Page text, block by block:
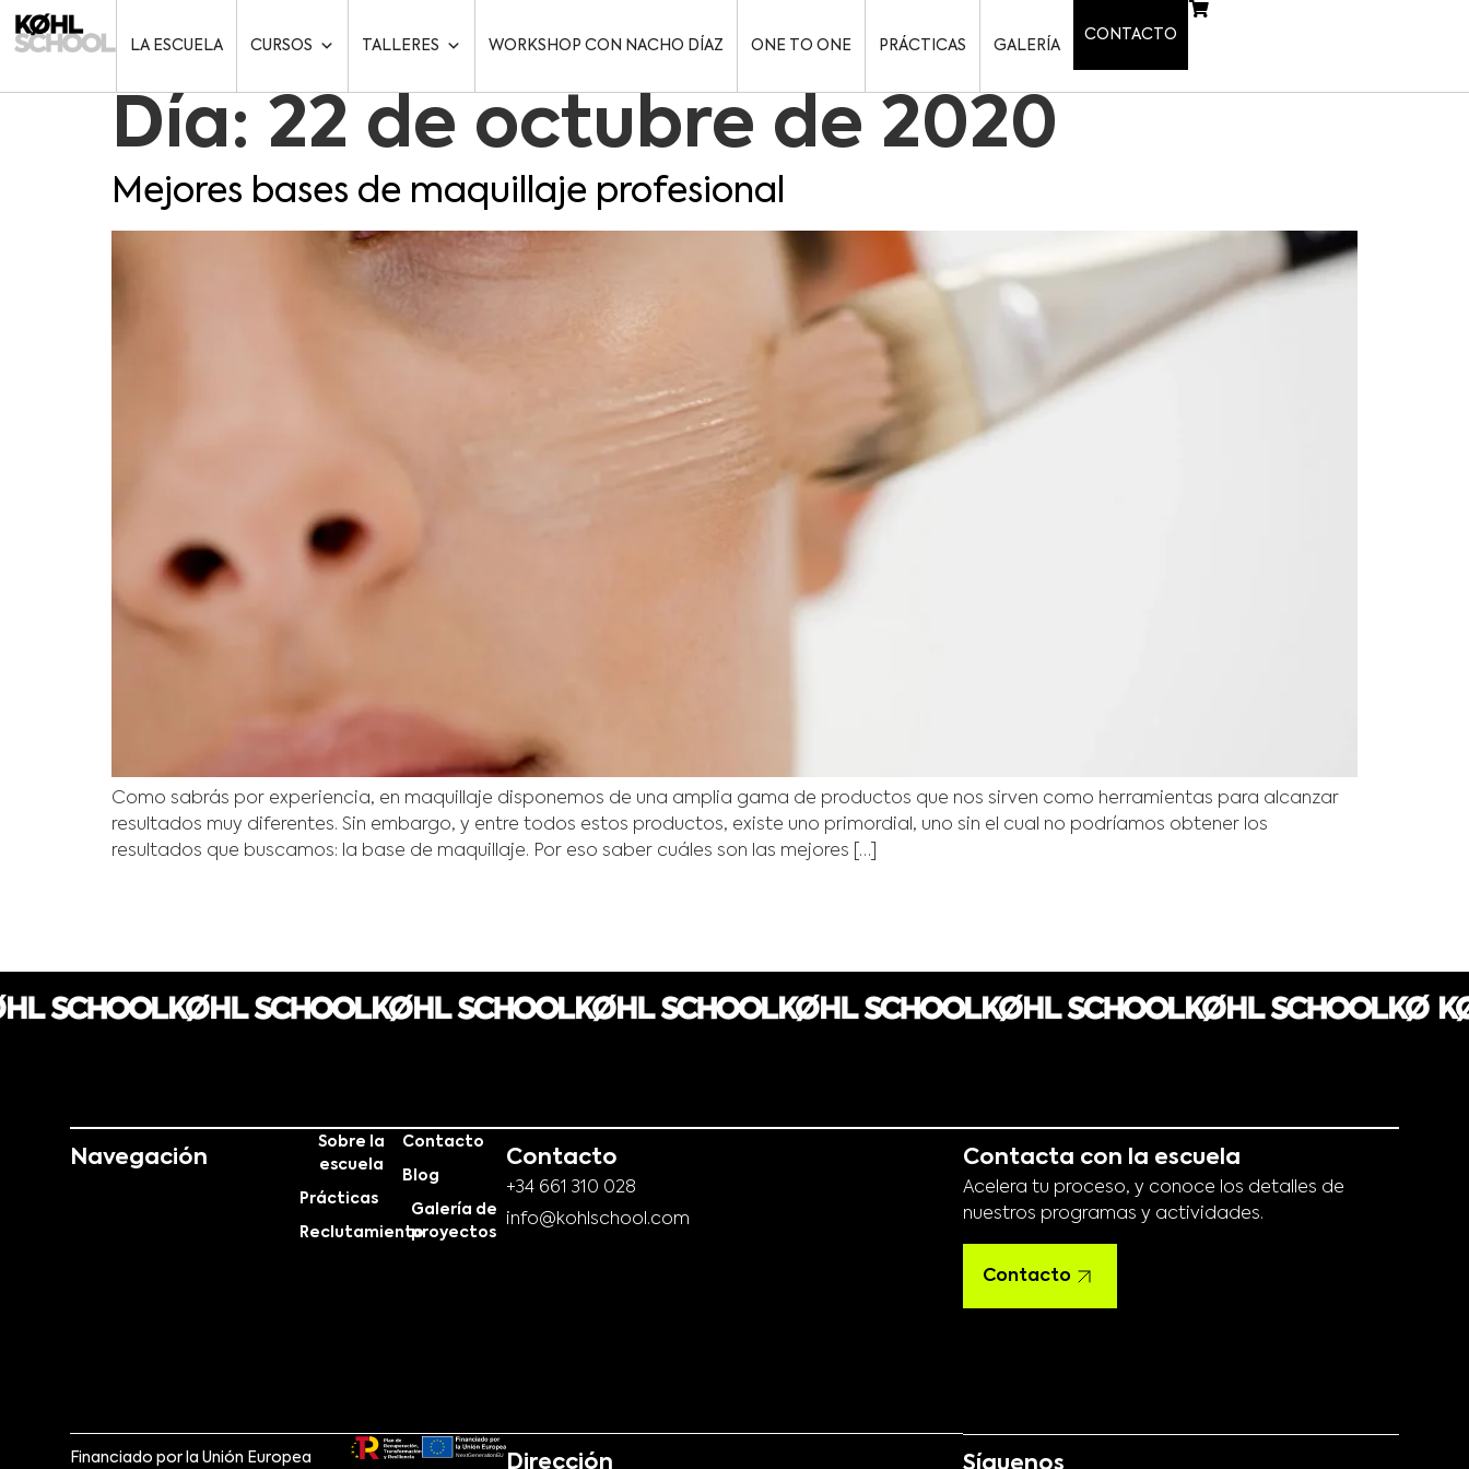
LA ESCUELA CURSOS TALLERES WORKSHOP CON NACHO DÍAZ ONE TO ONE PRÁCTICAS GALERÍA
CONTACTO
Día: 22 de octubre de 2020
Mejores bases de maquillaje profesional
Como sabrás por experiencia, en maquillaje disponemos de una amplia gama de productos que nos sirven como herramientas para alcanzar
resultados muy diferentes. Sin embargo, y entre todos estos productos, existe uno primordial, uno sin el cual no podríamos obtener los
resultados que buscamos: la base de maquillaje. Por eso saber cuáles son las mejores […]
Navegación
Sobre la
escuela
Prácticas
Reclutamiento
Contacto
Blog
Galería de
proyectos
Financiado por la Unión Europea
Contacto
+34 661 310 028
info@kohlschool.com
Dirección
Contacta con la escuela
Acelera tu proceso, y conoce los detalles de
nuestros programas y actividades.
Contacto